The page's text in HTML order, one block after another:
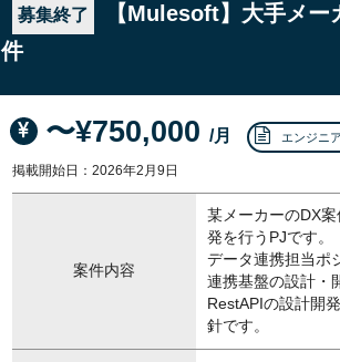
募集終了
【Mulesoft】大手メ
件
〜¥750,000 /月 エンジニア
掲載開始日：2026年2月9日
案件内容
某メーカーのDX
発を行うPJです。
データ連携担当ポ
連携基盤の設計・
RestAPIの設計開
針です。